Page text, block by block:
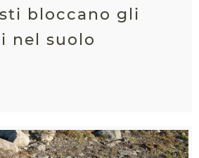
bloccano gli
nel suolo